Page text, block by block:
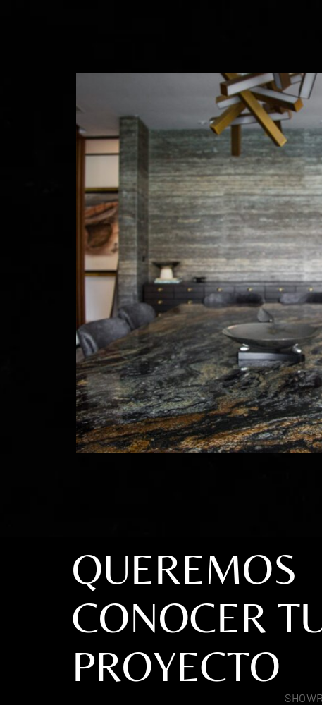
QUEREMOS
CONOCER
PROYECTO